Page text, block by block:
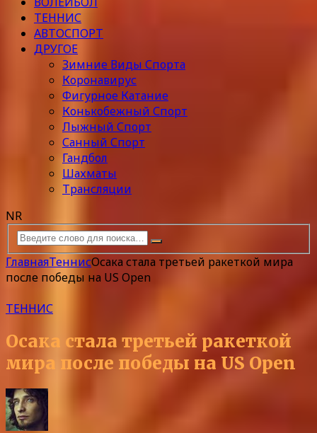
ТЕННИС
АВТОСПОРТ
ДРУГОЕ
Зимние Виды Спорта
Коронавирус
Фигурное Катание
Конькобежный Спорт
Лыжный Спорт
Санный Спорт
Гандбол
Шахматы
Трансляции
NR
ГлавнаяТеннисОсака стала третьей ракеткой мира
после победы на US Open
ТЕННИС
Осака стала третьей ракеткой
мира после победы на US Open